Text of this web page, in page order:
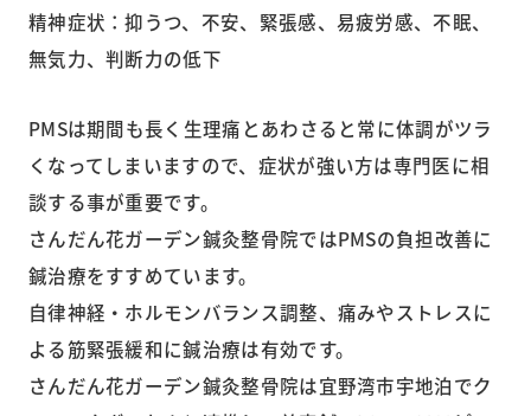
精神症状：抑うつ、不安、緊張感、易疲労感、不眠、
無気力、判断力の低下
PMSは期間も長く生理痛とあわさると常に体調がツラ
くなってしまいますので、症状が強い方は専門医に相
談する事が重要です。
さんだん花ガーデン鍼灸整骨院ではPMSの負担改善に
鍼治療をすすめています。
自律神経・ホルモンバランス調整、痛みやストレスに
よる筋緊張緩和に鍼治療は有効です。
さんだん花ガーデン鍼灸整骨院は宜野湾市宇地泊でク